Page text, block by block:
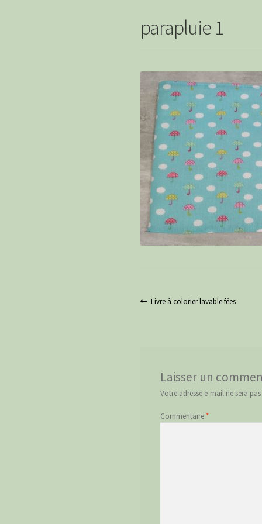
parapluie 1
Navigation
Article
Livre à colorier lavable fées
Laisser un
Votre adresse e-mail ne sera
Commentaire *